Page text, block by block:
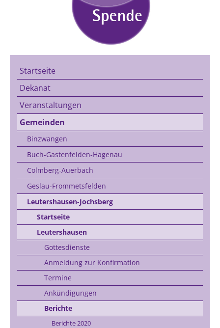
Startseite
Dekanat
Veranstaltungen
Gemeinden
Binzwangen
Buch-Gastenfelden-Hagenau
Colmberg-Auerbach
Geslau-Frommetsfelden
Leutershausen-Jochsberg
Startseite
Leutershausen
Gottesdienste
Anmeldung zur Konfirmation
Termine
Ankündigungen
Berichte
Berichte 2020